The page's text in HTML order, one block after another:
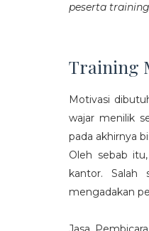
peserta
Training
Motivasi
wajar menilik
pada akhirnya
Oleh sebab
kantor. Salah
mengadakan